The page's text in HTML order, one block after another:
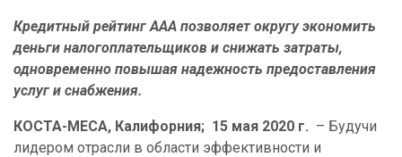
Кредитный рейтинг AAA позволяет округу экономить
деньги налогоплательщиков и снижать затраты,
одновременно повышая надежность предоставления
услуг и снабжения.
КОСТА-МЕСА, Калифорния; 15 мая 2020 г. – Будучи
лидером отрасли в области эффективности и